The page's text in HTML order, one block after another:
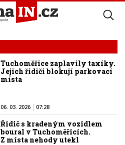
Tuchoměřice zaplavily taxíky.
Jejich řidiči blokují parkovací
místa
06. 03. 2026 07:28
Řidič s kradeným vozidlem
boural v Tuchoměřicích.
Z místa nehody utekl